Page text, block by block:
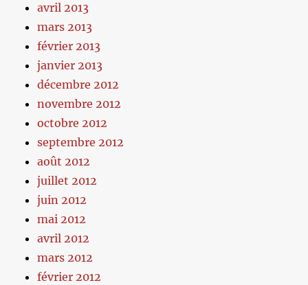
avril 2013
mars 2013
février 2013
janvier 2013
décembre 2012
novembre 2012
octobre 2012
septembre 2012
août 2012
juillet 2012
juin 2012
mai 2012
avril 2012
mars 2012
février 2012